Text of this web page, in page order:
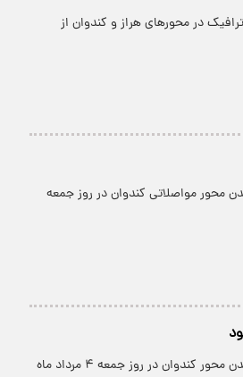
در محور‌های هراز و کندوان از
محور مواصلاتی کندوان در روز جمعه
پارسینه: رییس پلیس راه مازندران از یکطرفه شدن محور کندوان در روز جمعه ۴ مرداد ماه